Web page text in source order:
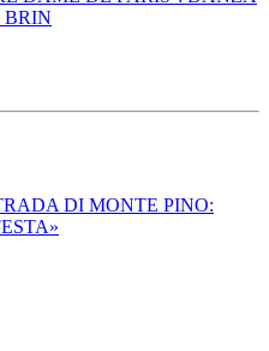
BRIN
DI MONTE PINO: